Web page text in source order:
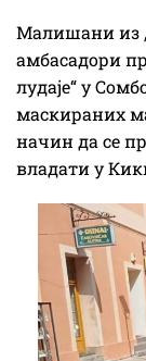
Малишани из
амбасадори
лудаје“ у
маскираних
начин да се
владати у